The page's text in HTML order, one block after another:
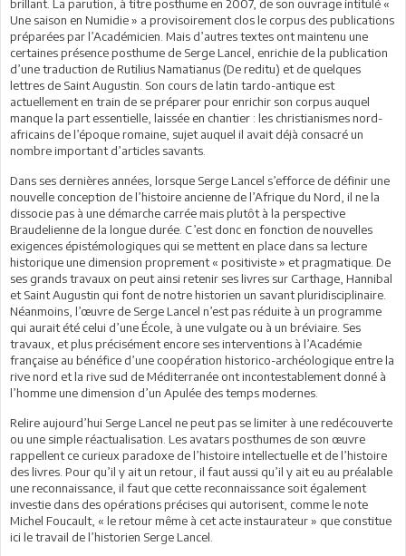
brillant. La parution, à titre posthume en 2007, de son ouvrage intitulé «
Une saison en Numidie » a provisoirement clos le corpus des publications
préparées par l’Académicien. Mais d’autres textes ont maintenu une
certaines présence posthume de Serge Lancel, enrichie de la publication
d’une traduction de Rutilius Namatianus (De reditu) et de quelques
lettres de Saint Augustin. Son cours de latin tardo-antique est
actuellement en train de se préparer pour enrichir son corpus auquel
manque la part essentielle, laissée en chantier : les christianismes nord-
africains de l’époque romaine, sujet auquel il avait déjà consacré un
nombre important d’articles savants.
Dans ses dernières années, lorsque Serge Lancel s’efforce de définir une
nouvelle conception de l’histoire ancienne de l’Afrique du Nord, il ne la
dissocie pas à une démarche carrée mais plutôt à la perspective
Braudelienne de la longue durée. C’est donc en fonction de nouvelles
exigences épistémologiques qui se mettent en place dans sa lecture
historique une dimension proprement « positiviste » et pragmatique. De
ses grands travaux on peut ainsi retenir ses livres sur Carthage, Hannibal
et Saint Augustin qui font de notre historien un savant pluridisciplinaire.
Néanmoins, l’œuvre de Serge Lancel n’est pas réduite à un programme
qui aurait été celui d’une École, à une vulgate ou à un bréviaire. Ses
travaux, et plus précisément encore ses interventions à l’Académie
française au bénéfice d’une coopération historico-archéologique entre la
rive nord et la rive sud de Méditerranée ont incontestablement donné à
l’homme une dimension d’un Apulée des temps modernes.
Relire aujourd’hui Serge Lancel ne peut pas se limiter à une redécouverte
ou une simple réactualisation. Les avatars posthumes de son œuvre
rappellent ce curieux paradoxe de l’histoire intellectuelle et de l’histoire
des livres. Pour qu’il y ait un retour, il faut aussi qu’il y ait eu au préalable
une reconnaissance, il faut que cette reconnaissance soit également
investie dans des opérations précises qui autorisent, comme le note
Michel Foucault, « le retour même à cet acte instaurateur » que constitue
ici le travail de l’historien Serge Lancel.